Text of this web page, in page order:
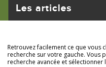
Les articles
Retrouvez facilement ce que vous
recherche sur votre gauche. Vous
recherche avancée et